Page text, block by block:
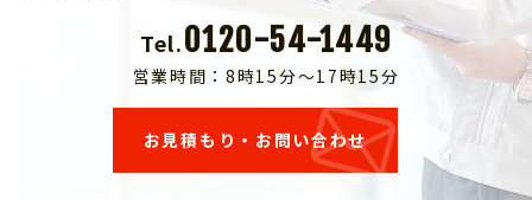
Tel.0120-54-1449
営業時間：8時15分～17時15分
お見積もり・お問い合わせ